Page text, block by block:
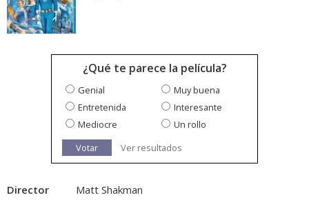
¿Qué te parece la película?
Genial
Muy buena
Entretenida
Interesante
Mediocre
Un rollo
Votar
Ver resultados
Director
Matt Shakman